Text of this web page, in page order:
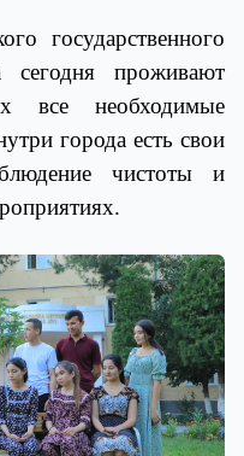
государственного
сегодня проживают
все необходимые
города есть свои
чистоты и